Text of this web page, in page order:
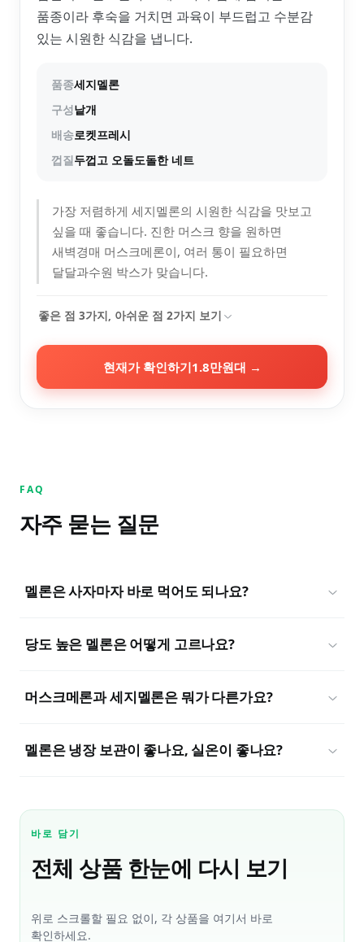
품종이라 후숙을 거치면 과육이 부드럽고 수분감
있는 시원한 식감을 냅니다.
품종세지멜론
구성낱개
배송로켓프레시
껍질두껍고 오돌도돌한 네트
가장 저렴하게 세지멜론의 시원한 식감을 맛보고
싶을 때 좋습니다. 진한 머스크 향을 원하면
새벽경매 머스크메론이, 여러 통이 필요하면
달달과수원 박스가 맞습니다.
좋은 점 3가지, 아쉬운 점 2가지 보기
현재가 확인하기1.8만원대 →
FAQ
자주 묻는 질문
멜론은 사자마자 바로 먹어도 되나요?
당도 높은 멜론은 어떻게 고르나요?
머스크메론과 세지멜론은 뭐가 다른가요?
멜론은 냉장 보관이 좋나요, 실온이 좋나요?
바로 담기
전체 상품 한눈에 다시 보기
위로 스크롤할 필요 없이, 각 상품을 여기서 바로
확인하세요.